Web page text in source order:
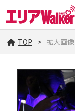
TOP 拡大画像